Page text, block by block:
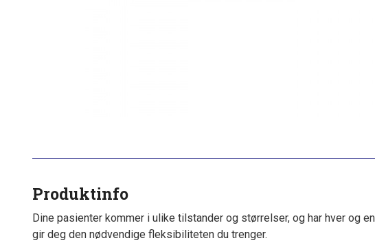
Produktinfo
Dine pasienter kommer i ulike tilstander og størrelser, og har hver og
gir deg den nødvendige fleksibiliteten du trenger.